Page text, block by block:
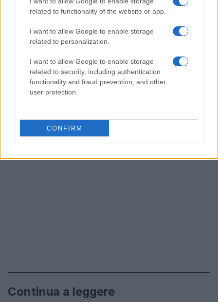
related to functionality of the website or app.
I want to allow Google to enable storage
related to personalization.
I want to allow Google to enable storage
related to security, including authentication
functionality and fraud prevention, and other
user protection.
CONFIRM
AUTORE
AiAdhubMedia
Continua a leggere